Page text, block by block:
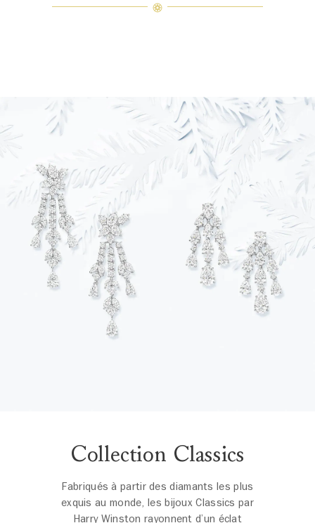
Collection Classics
Fabriqués à partir des diamants les plus
exquis au monde, les bijoux Classics par
Harry Winston rayonnent d’un éclat